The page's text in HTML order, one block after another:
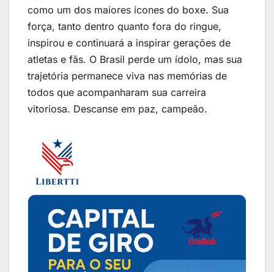
como um dos maiores ícones do boxe. Sua
força, tanto dentro quanto fora do ringue,
inspirou e continuará a inspirar gerações de
atletas e fãs. O Brasil perde um ídolo, mas sua
trajetória permanece viva nas memórias de
todos que acompanharam sua carreira
vitoriosa. Descanse em paz, campeão.